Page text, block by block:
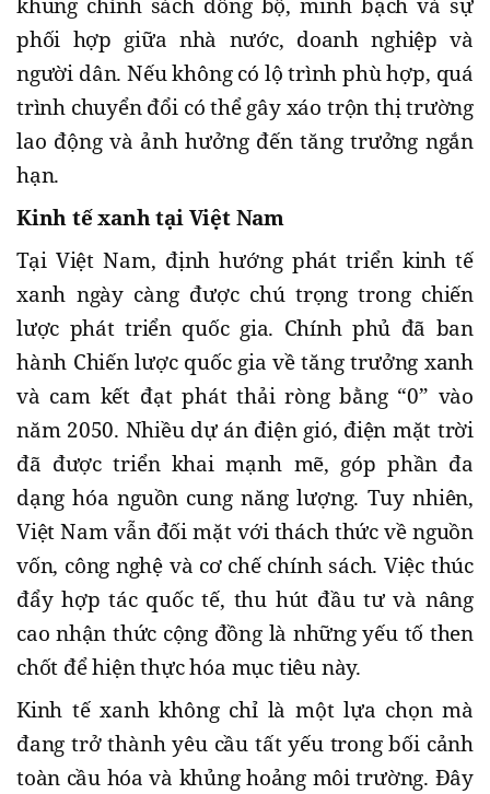
khung chính sách đồng bộ, minh bạch và sự
phối hợp giữa nhà nước, doanh nghiệp và
người dân. Nếu không có lộ trình phù hợp, quá
trình chuyển đổi có thể gây xáo trộn thị trường
lao động và ảnh hưởng đến tăng trưởng ngắn
hạn.
Kinh tế xanh tại Việt Nam
Tại Việt Nam, định hướng phát triển kinh tế
xanh ngày càng được chú trọng trong chiến
lược phát triển quốc gia. Chính phủ đã ban
hành Chiến lược quốc gia về tăng trưởng xanh
và cam kết đạt phát thải ròng bằng “0” vào
năm 2050. Nhiều dự án điện gió, điện mặt trời
đã được triển khai mạnh mẽ, góp phần đa
dạng hóa nguồn cung năng lượng. Tuy nhiên,
Việt Nam vẫn đối mặt với thách thức về nguồn
vốn, công nghệ và cơ chế chính sách. Việc thúc
đẩy hợp tác quốc tế, thu hút đầu tư và nâng
cao nhận thức cộng đồng là những yếu tố then
chốt để hiện thực hóa mục tiêu này.
Kinh tế xanh không chỉ là một lựa chọn mà
đang trở thành yêu cầu tất yếu trong bối cảnh
toàn cầu hóa và khủng hoảng môi trường. Đây